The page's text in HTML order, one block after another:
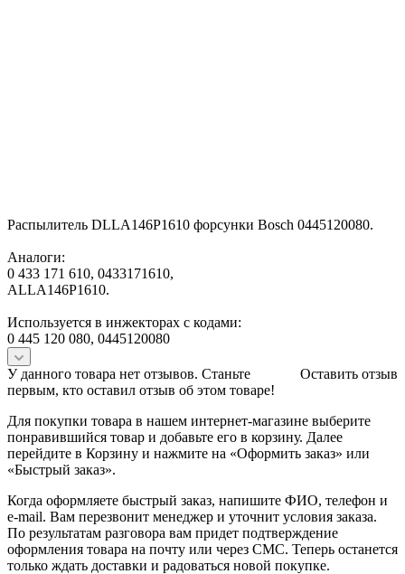
Распылитель DLLA146P1610 форсунки Bosch 0445120080.
Аналоги:
0 433 171 610, 0433171610,
ALLA146P1610.
Используется в инжекторах с кодами:
0 445 120 080, 0445120080
Оставить отзыв
У данного товара нет отзывов. Станьте
первым, кто оставил отзыв об этом товаре!
Для покупки товара в нашем интернет-магазине выберите
понравившийся товар и добавьте его в корзину. Далее
перейдите в Корзину и нажмите на «Оформить заказ» или
«Быстрый заказ».
Когда оформляете быстрый заказ, напишите ФИО, телефон и
e-mail. Вам перезвонит менеджер и уточнит условия заказа.
По результатам разговора вам придет подтверждение
оформления товара на почту или через СМС. Теперь останется
только ждать доставки и радоваться новой покупке.